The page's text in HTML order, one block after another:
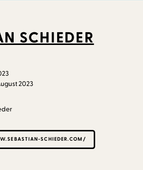
SCHIEDER
2023
SCHIEDER.COM/